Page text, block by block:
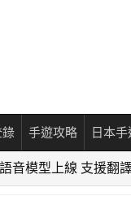
錄 手遊攻略 日本
音模型上線 支援翻